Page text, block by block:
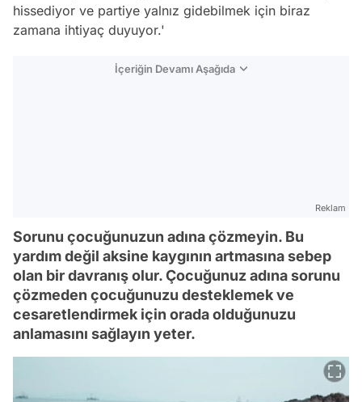
hissediyor ve partiye yalnız gidebilmek için biraz
zamana ihtiyaç duyuyor.'
İçeriğin Devamı Aşağıda
Reklam
Sorunu çocuğunuzun adına çözmeyin. Bu
yardım değil aksine kaygının artmasına sebep
olan bir davranış olur. Çocuğunuz adına sorunu
çözmeden çocuğunuzu desteklemek ve
cesaretlendirmek için orada olduğunuzu
anlamasını sağlayın yeter.